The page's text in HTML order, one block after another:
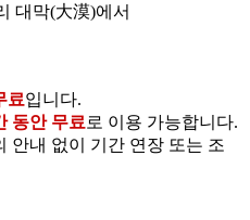
대막(大漠)에서
료입니다.
동안 무료 로 이용 가능합니다.
안내 없이 기간 연장 또는 조